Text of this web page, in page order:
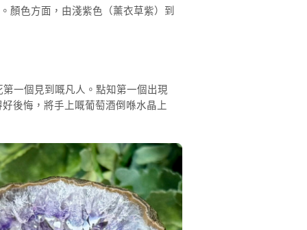
顏色方面，由淺紫色（薰衣草紫）到
一個見到嘅凡人。點知第一個出現
後悔，將手上嘅葡萄酒倒喺水晶上